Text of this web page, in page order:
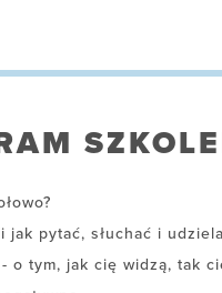
pytać, słuchać i
o tym, jak cię widzą, tak